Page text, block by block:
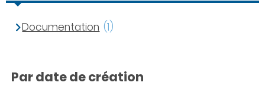
Documentation (1)
Par date de création